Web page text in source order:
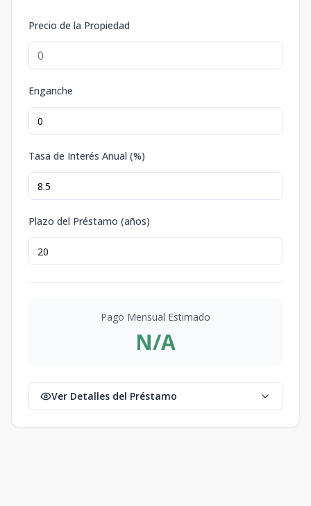
Precio de la Propiedad
Enganche
Tasa de Interés Anual (%)
Plazo del Préstamo (años)
Pago Mensual Estimado
N/A
Ver Detalles del Préstamo